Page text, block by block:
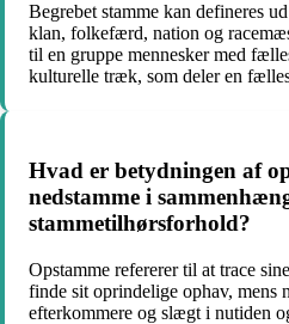
Begrebet stamme kan defineres
klan, folkefærd, nation og
til en gruppe mennesker med
kulturelle træk, som deler en
Hvad er betydningen af
nedstamme i
stammetilhørsforhold?
Opstamme refererer til at trace
finde sit oprindelige ophav, mens
efterkommere og slægt i nutiden